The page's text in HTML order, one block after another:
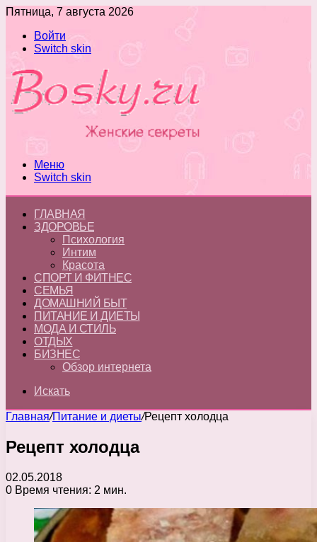
Пятница, 7 августа 2026
Войти
Switch skin
Меню
Switch skin
ГЛАВНАЯ
ЗДОРОВЬЕ
Психология
Интим
Красота
СПОРТ И ФИТНЕС
СЕМЬЯ
ДОМАШНИЙ БЫТ
ПИТАНИЕ И ДИЕТЫ
МОДА И СТИЛЬ
ОТДЫХ
БИЗНЕС
Обзор интернета
Искать
Главная/Питание и диеты/Рецепт холодца
Рецепт холодца
02.05.2018
0 Время чтения: 2 мин.